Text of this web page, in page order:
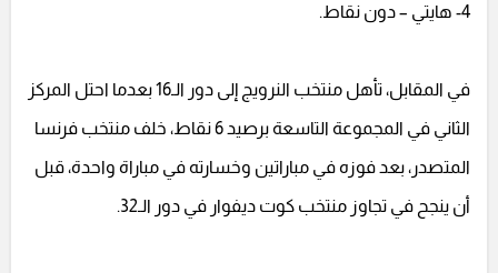
4- هايتي – دون نقاط.
في المقابل، تأهل منتخب النرويج إلى دور الـ16 بعدما احتل المركز
الثاني في المجموعة التاسعة برصيد 6 نقاط، خلف منتخب فرنسا
المتصدر، بعد فوزه في مباراتين وخسارته في مباراة واحدة، قبل
أن ينجح في تجاوز منتخب كوت ديفوار في دور الـ32.